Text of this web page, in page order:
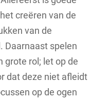
creëren van de
van de
Daarnaast spelen
grote rol; let op de
dat deze niet afleidt
op de ogen